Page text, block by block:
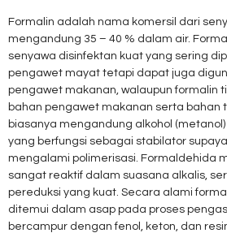
Formalin adalah nama komersil dari
mengandung 35 – 40 % dalam air.
senyawa disinfektan kuat yang sering
pengawet mayat tetapi dapat juga
pengawet makanan, walaupun formalin
bahan pengawet makanan serta bahan
biasanya mengandung alkohol (metanol)
yang berfungsi sebagai stabilator
mengalami polimerisasi. Formaldehida
sangat reaktif dalam suasana alkalis,
pereduksi yang kuat. Secara alami
ditemui dalam asap pada proses
bercampur dengan fenol, keton, dan